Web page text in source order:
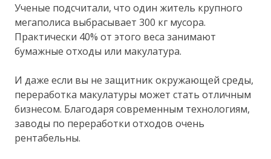
Ученые подсчитали, что один житель крупного
мегаполиса выбрасывает 300 кг мусора.
Практически 40% от этого веса занимают
бумажные отходы или макулатура.
И даже если вы не защитник окружающей среды,
переработка макулатуры может стать отличным
бизнесом. Благодаря современным технологиям,
заводы по переработки отходов очень
рентабельны.